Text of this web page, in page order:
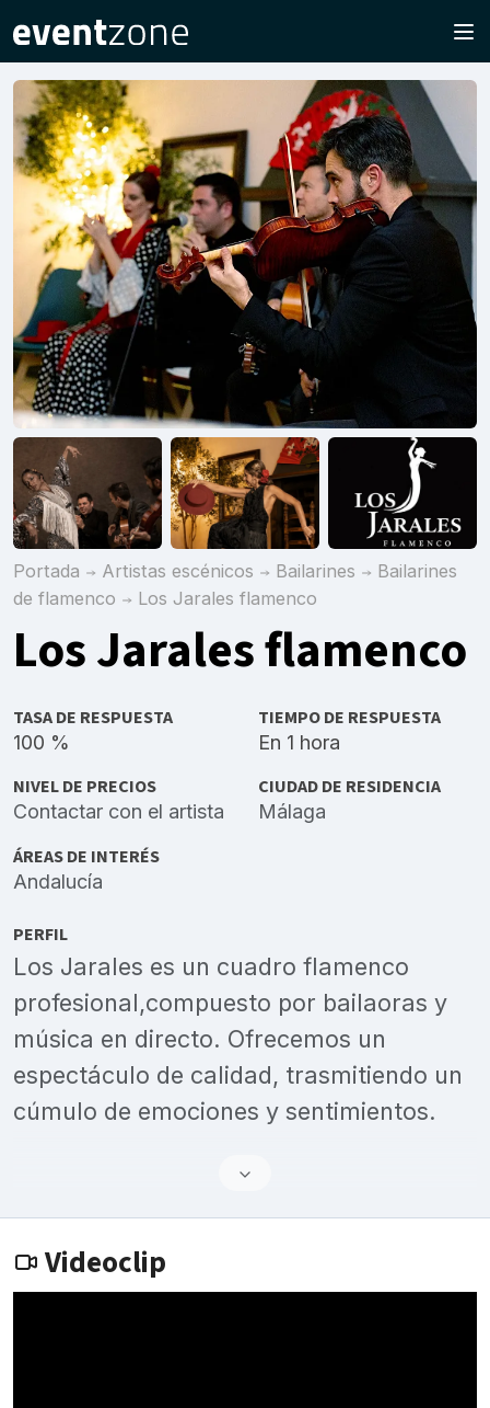
Portada Artistas escénicos Bailarines
Bailarines
de flamenco
Los Jarales flamenco
Los Jarales flamenco
TASA DE RESPUESTA
100 %
TIEMPO DE RESPUESTA
En 1 hora
NIVEL DE PRECIOS
Contactar con el artista
CIUDAD DE RESIDENCIA
Málaga
ÁREAS DE INTERÉS
Andalucía
PERFIL
Los Jarales es un cuadro flamenco
profesional,compuesto por bailaoras y
música en directo. Ofrecemos un
espectáculo de calidad, trasmitiendo un
cúmulo de emociones y sentimientos.
Videoclip